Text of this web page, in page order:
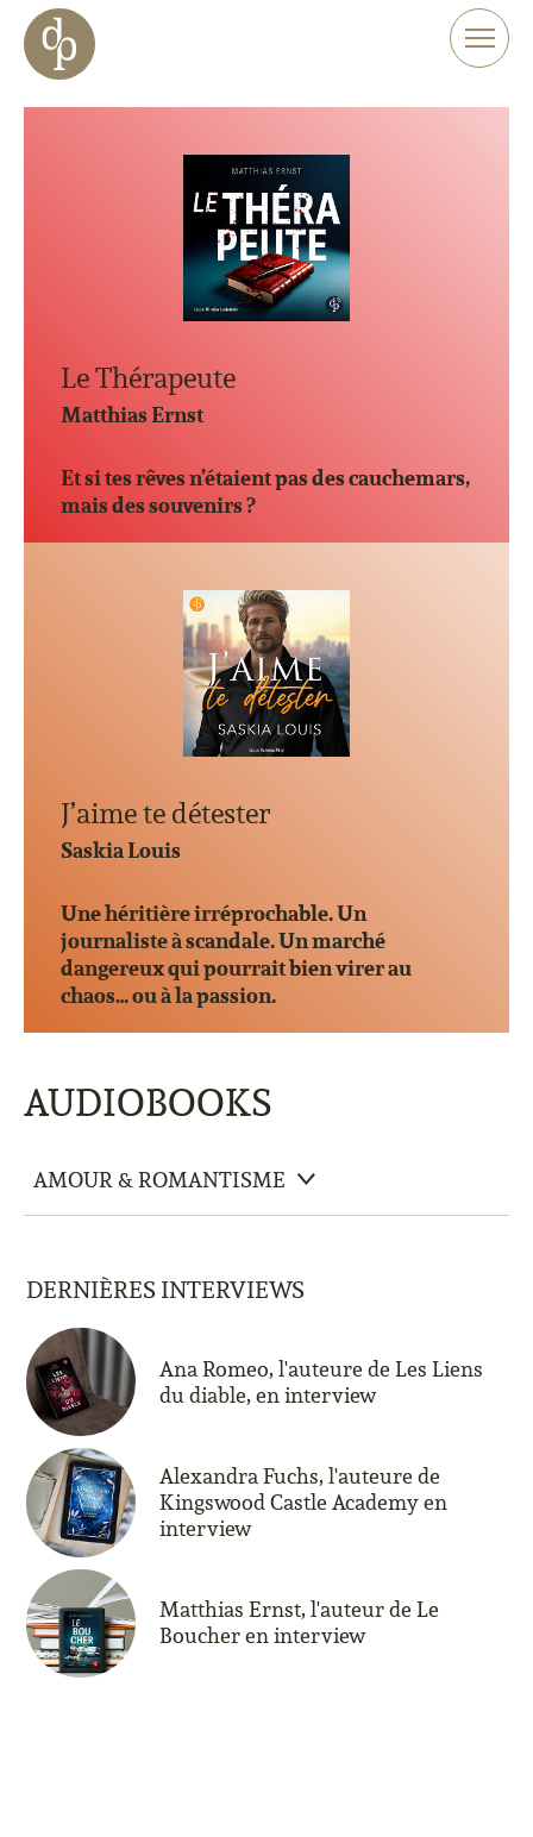
Aller au contenu principal
Aller à la navigation
Aller à la recherche sur le site web
Le Thérapeute
Matthias Ernst
Et si tes rêves n’étaient pas des cauchemars,
mais des souvenirs ?
J’aime te détester
Saskia Louis
Une héritière irréprochable. Un
journaliste à scandale. Un marché
dangereux qui pourrait bien virer au
chaos… ou à la passion.
AUDIOBOOKS
DERNIÈRES INTERVIEWS
Ana Romeo, l'auteure de Les Liens
du diable, en interview
Alexandra Fuchs, l'auteure de
Kingswood Castle Academy en
interview
Matthias Ernst, l'auteur de Le
Boucher en interview